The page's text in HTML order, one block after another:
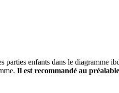
parties enfants dans le diagramme
Il est recommandé au